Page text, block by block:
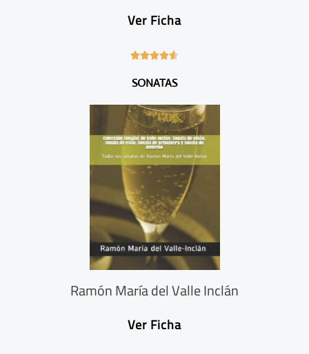
Ver Ficha

5
SONATAS
Ramón María del Valle Inclán
Ver Ficha